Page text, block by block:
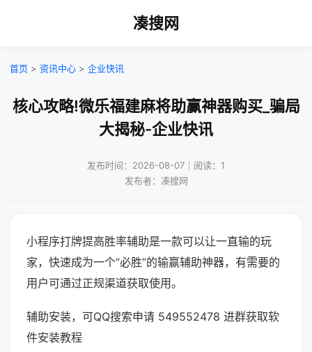
凑搜网
首页 > 资讯中心 > 企业快讯
核心攻略!微乐福建麻将助赢神器购买_骗局
大揭秘-企业快讯
发布时间：2026-08-07｜阅读：1
发布者：凑搜网
小程序打牌提高胜率辅助是一款可以让一直输的玩
家，快速成为一个“必胜”的输赢辅助神器，有需要的
用户可通过正规渠道获取使用。
辅助安装，可QQ搜索申请 549552478 进群获取软
件安装教程